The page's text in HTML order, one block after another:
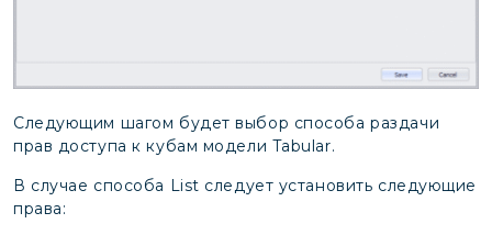
Следующим шагом будет выбор способа раздачи
прав доступа к кубам модели Tabular.
В случае способа List следует установить следующие
права: